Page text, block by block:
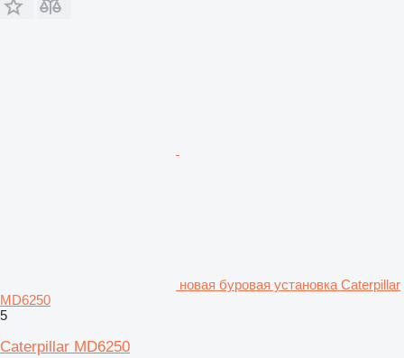
новая буровая установка Caterpillar
MD6250
5
Caterpillar MD6250